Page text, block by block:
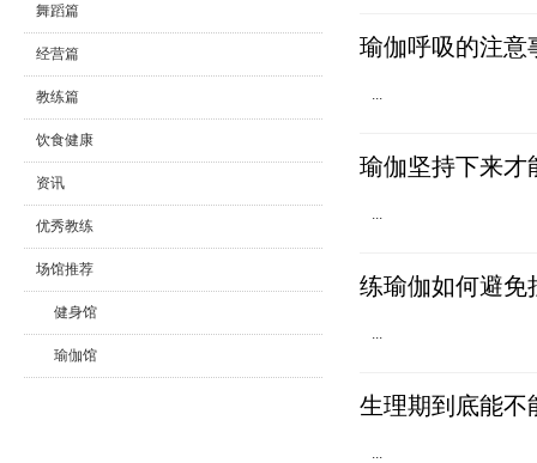
舞蹈篇
经营篇
教练篇
饮食健康
资讯
优秀教练
场馆推荐
健身馆
瑜伽馆
瑜伽呼吸的注意
...
瑜伽坚持下来才
...
练瑜伽如何避免
...
生理期到底能不
...